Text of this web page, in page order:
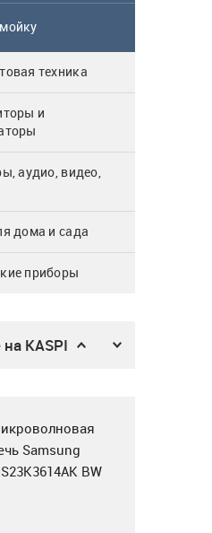
техника
и
аудио, видео,
дома и сада
приборы
KASPI
поверхность
₸
Samsung
BW
120960
950₸